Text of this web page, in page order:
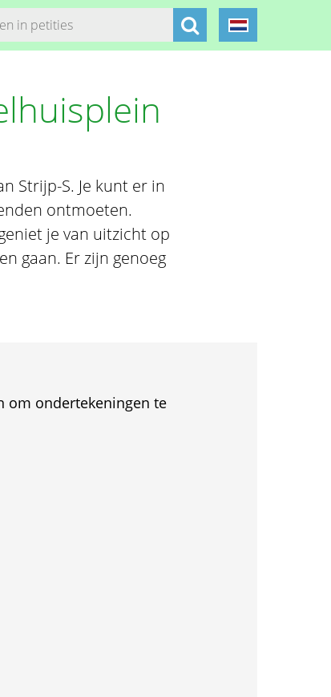
Strijp-S. Je kunt er in
ontmoeten.
je van uitzicht op
gaan. Er zijn genoeg
om ondertekeningen te